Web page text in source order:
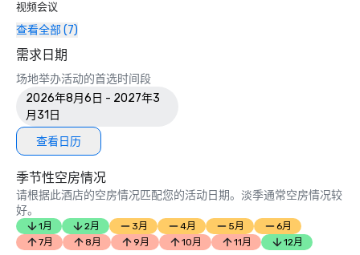
视频会议
查看全部 (7)
需求日期
场地举办活动的首选时间段
2026年8月6日 - 2027年3
月31日
查看日历
季节性空房情况
请根据此酒店的空房情况匹配您的活动日期。淡季通常空房情况较
好。
1月 2月 3月 4月 5月
6月
7月
8月 9月 10月 11月 12月